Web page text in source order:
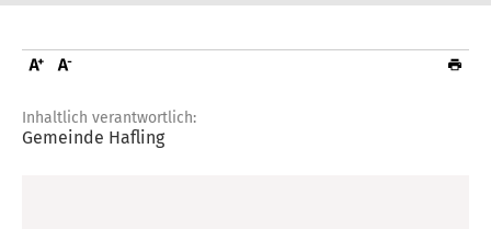
Inhaltlich verantwortlich:
Gemeinde Hafling